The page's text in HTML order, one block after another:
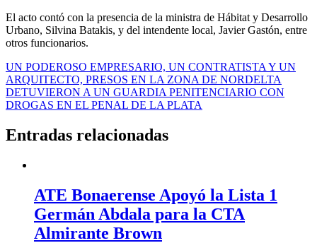
El acto contó con la presencia de la ministra de Hábitat y Desarrollo
Urbano, Silvina Batakis, y del intendente local, Javier Gastón, entre
otros funcionarios.
Navegación
de
entradas
UN PODEROSO EMPRESARIO, UN CONTRATISTA Y UN
ARQUITECTO, PRESOS EN LA ZONA DE NORDELTA
DETUVIERON A UN GUARDIA PENITENCIARIO CON
DROGAS EN EL PENAL DE LA PLATA
Entradas relacionadas
ATE Bonaerense Apoyó la Lista 1
Germán Abdala para la CTA
Almirante Brown